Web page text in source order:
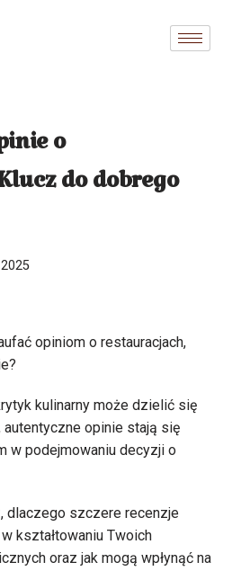
o
do dobrego
opiniom o restauracjach,
kulinarny może dzielić się
opinie stają się
w podejmowaniu decyzji o
dlaczego szczere recenzje
kształtowaniu Twoich
oraz jak mogą wpłynąć na